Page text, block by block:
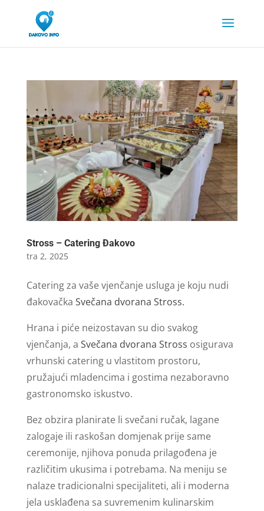
Stross – Catering Đakovo
tra 2, 2025
Catering za vaše vjenčanje usluga je koju nudi
đakovačka Svečana dvorana Stross.
Hrana i piće neizostavan su dio svakog
vjenčanja, a Svečana dvorana Stross osigurava
vrhunski catering u vlastitom prostoru,
pružajući mladencima i gostima nezaboravno
gastronomsko iskustvo.
Bez obzira planirate li svečani ručak, lagane
zalogaje ili raskošan domjenak prije same
ceremonije, njihova ponuda prilagođena je
različitim ukusima i potrebama. Na meniju se
nalaze tradicionalni specijaliteti, ali i moderna
jela usklađena sa suvremenim kulinarskim